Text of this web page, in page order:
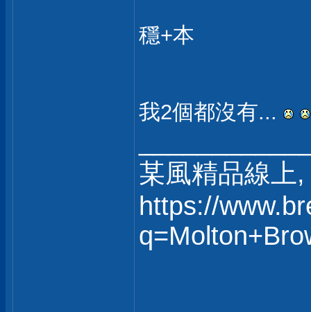
穩+本
我2個都沒有...
某風精品線上
https://